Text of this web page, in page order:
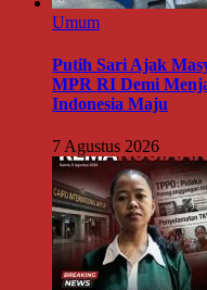
Umum
Putih Sari Ajak
MPR RI Demi
Indonesia Maju
7 Agustus 2026